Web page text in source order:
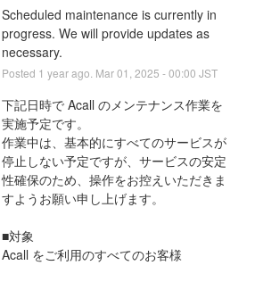
Scheduled maintenance is currently in
progress. We will provide updates as
necessary.
Posted 1 year ago. Mar01 2025 -00:00 JST
下記日時で Acall のメンテナンス作業を
実施予定です。
作業中は、基本的にすべてのサービスが
停止しない予定ですが、サービスの安定
性確保のため、操作をお控えいただきま
すようお願い申し上げます。
■対象
Acall をご利用のすべてのお客様